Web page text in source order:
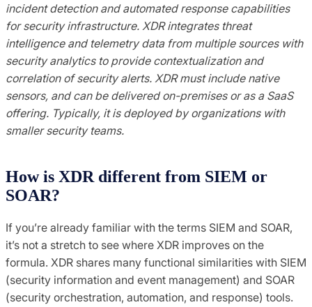
incident detection and automated response capabilities
for security infrastructure. XDR integrates threat
intelligence and telemetry data from multiple sources with
security analytics to provide contextualization and
correlation of security alerts. XDR must include native
sensors, and can be delivered on-premises or as a SaaS
offering. Typically, it is deployed by organizations with
smaller security teams.
How is XDR different from SIEM or
SOAR?
If you’re already familiar with the terms SIEM and SOAR,
it’s not a stretch to see where XDR improves on the
formula. XDR shares many functional similarities with SIEM
(security information and event management) and SOAR
(security orchestration, automation, and response) tools.